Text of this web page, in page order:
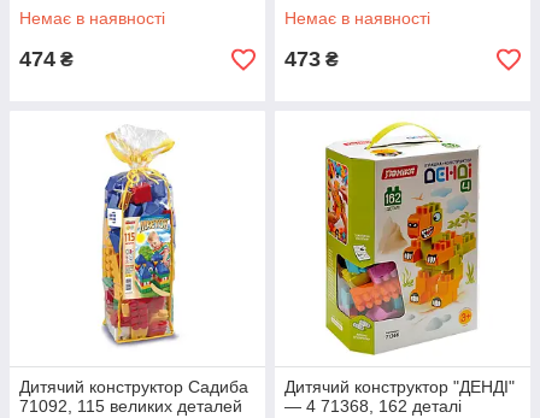
Немає в наявності
474 ₴
Немає в наявності
473 ₴
Дитячий конструктор Садиба
71092, 115 великих деталей
Дитячий конструктор "ДЕНДІ"
— 4 71368, 162 деталі